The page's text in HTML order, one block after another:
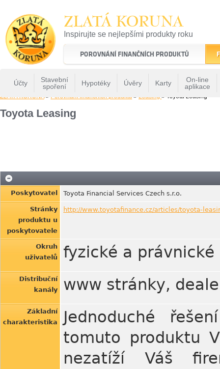
ZLATÁ KORUNA
Inspirujte se nejlepšími produkty roku
22 let tradice a kvality na finančním trhu
POROVNÁNÍ FINANČNÍCH PRODUKTŮ
Účty
Stavební
spoření
Hypotéky Úvěry Karty
On-line
aplikace
ZLATÁ KORUNA» Porovnání finančních produktů » Leasing » Toyota Leasing
Toyota Leasing
Poskytovatel Toyota Financial Services Czech s.r.o.
Stránky
produktu u
poskytovatele
http://www.toyotafinance.cz/articles/toyota-
Okruh
uživatelů
fyzické a
Distribuční
kanály
www stránky,
Základní
charakteristika
Jednoduché
tomuto produktu
nezatíží Váš